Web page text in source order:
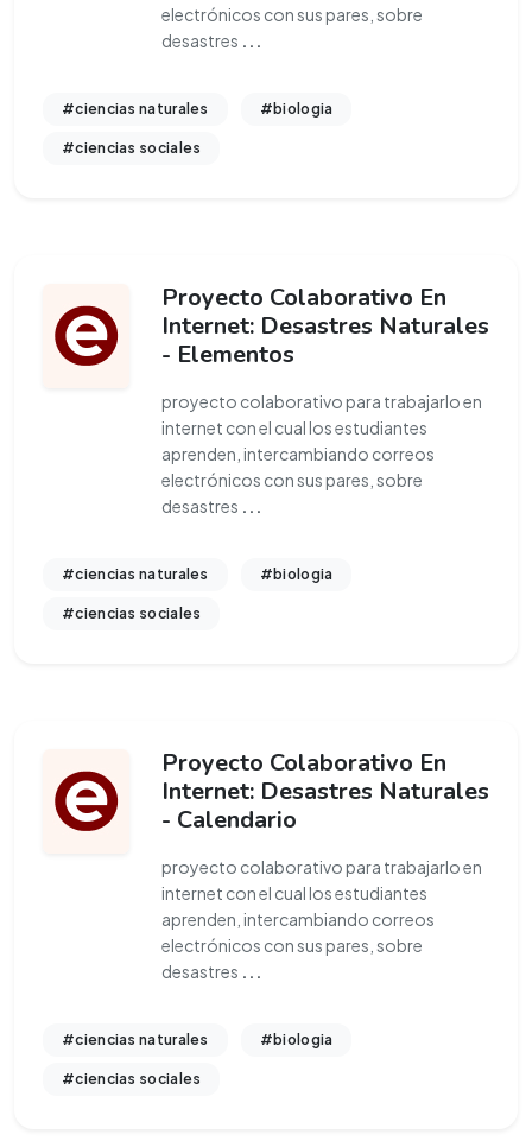
electrónicos con sus pares, sobre
desastres ...
#ciencias naturales #biologia
#ciencias sociales
Proyecto Colaborativo En
Internet: Desastres Naturales
- Elementos
proyecto colaborativo para trabajarlo en
internet con el cual los estudiantes
aprenden, intercambiando correos
electrónicos con sus pares, sobre
desastres ...
#ciencias naturales #biologia
#ciencias sociales
Proyecto Colaborativo En
Internet: Desastres Naturales
- Calendario
proyecto colaborativo para trabajarlo en
internet con el cual los estudiantes
aprenden, intercambiando correos
electrónicos con sus pares, sobre
desastres ...
#ciencias naturales #biologia
#ciencias sociales